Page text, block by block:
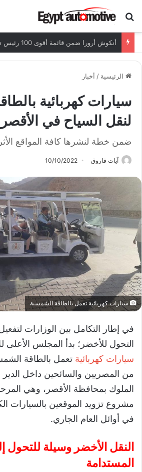
ابحث عن
الرئيسية / أخبار
سيارات كهربائية
لنقل السياح في الأقصر
ضمن خطة لنشرها كافة المواقع
آيات فاروق 10/10/2022
سيارات كهربائية تعمل بالطاقة الشمسية
في إطار التكامل بين الوزارات
التحول للأخضر؛ بدأ المجلس الأعلى
سيارات كهربائية تعمل بالطاقة
من المصريين والسائحين داخل
الملوك بمحافظة الأقصر، وهي
مشروع تزويد الموقعين بالسيارات
في أوائل العام الجاري.
النقل الأخضر وسيلة للتحول
المستدامة